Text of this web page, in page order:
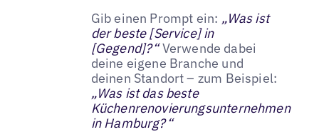
Gib einen Prompt ein: „Was ist
der beste [Service] in
[Gegend]?“Verwende dabei
deine eigene Branche und
deinen Standort – zum Beispiel:
„Was ist das beste
Küchenrenovierungsunternehmen
in Hamburg?“